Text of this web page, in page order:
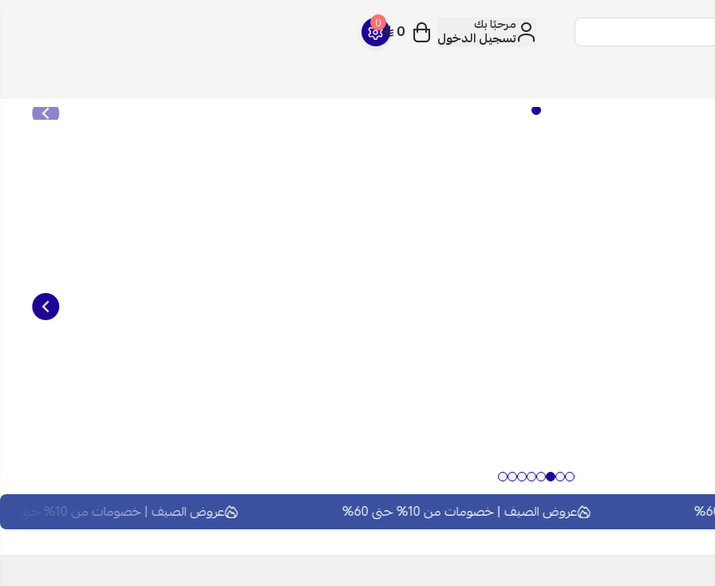
مرحبًا بك
تسجيل الدخول
0 0
عروض الصيف | خصومات من 10% حتى 60% عروض الصيف | خصومات من 10% حتى 60%